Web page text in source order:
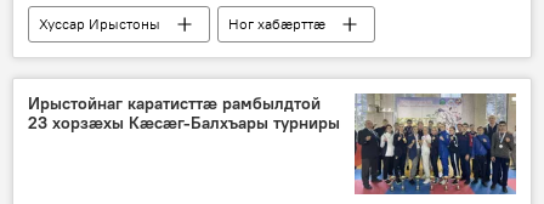
Хуссар Ирыстоны Ног хабӕрттӕ
Ирыстойнаг каратисттӕ рамбылдтой
23 хорзӕхы Кӕсӕг-Балхъары турниры